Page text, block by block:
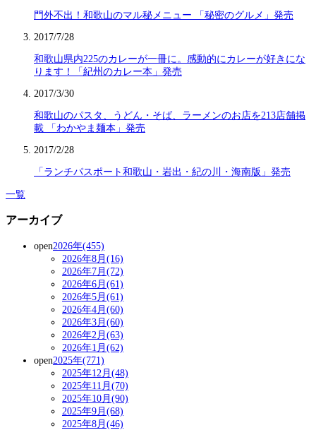
門外不出！和歌山のマル秘メニュー 「秘密のグルメ」発売
2017/7/28
和歌山県内225のカレーが一冊に。感動的にカレーが好きにな
ります！「紀州のカレー本」発売
2017/3/30
和歌山のパスタ、うどん・そば、ラーメンのお店を213店舗掲
載 「わかやま麺本」発売
2017/2/28
「ランチパスポート和歌山・岩出・紀の川・海南版」発売
一覧
アーカイブ
open2026年(455)
2026年8月(16)
2026年7月(72)
2026年6月(61)
2026年5月(61)
2026年4月(60)
2026年3月(60)
2026年2月(63)
2026年1月(62)
open2025年(771)
2025年12月(48)
2025年11月(70)
2025年10月(90)
2025年9月(68)
2025年8月(46)